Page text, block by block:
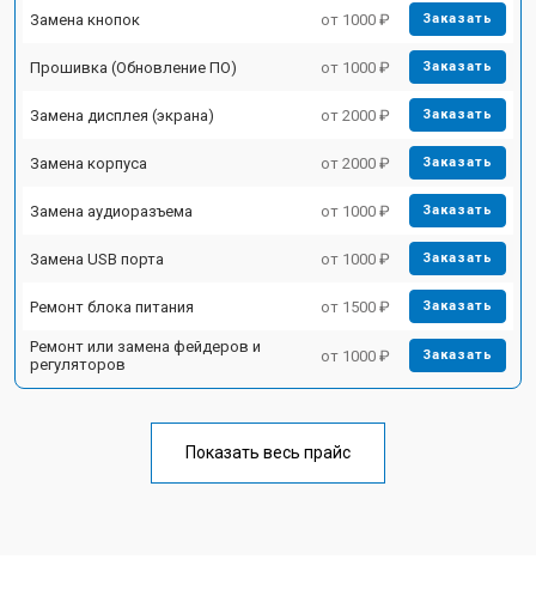
Замена кнопок от 1000 ₽ Заказать
Прошивка (Обновление ПО) от 1000 ₽ Заказать
Замена дисплея (экрана) от 2000 ₽ Заказать
Замена корпуса от 2000 ₽ Заказать
Замена аудиоразъема от 1000 ₽ Заказать
Замена USB порта от 1000 ₽ Заказать
Ремонт блока питания от 1500 ₽ Заказать
Ремонт или замена фейдеров и
регуляторов
от 1000 ₽ Заказать
Показать весь прайс